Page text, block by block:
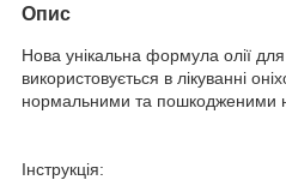
Опис
Нова унікальна формула олії для
використовується в лікуванні
нормальними та пошкодженими
Інструкція: